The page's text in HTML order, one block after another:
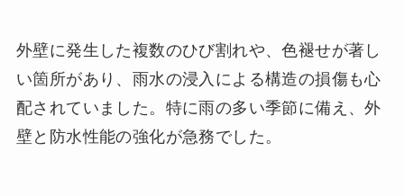
外壁に発生した複数のひび割れや、色褪せが著し
い箇所があり、雨水の浸入による構造の損傷も心
配されていました。特に雨の多い季節に備え、外
壁と防水性能の強化が急務でした。